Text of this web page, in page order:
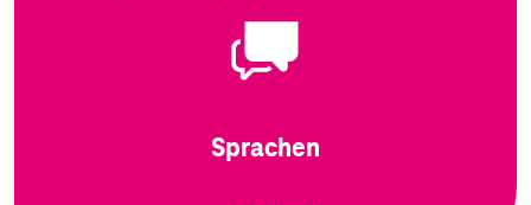
Sprachen